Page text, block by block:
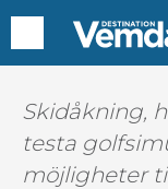
till
innehåll
Skidåkning,
testa
möjligheter